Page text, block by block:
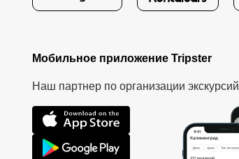
Мобильное приложение Tripster
Наш партнер по организации экскурсий